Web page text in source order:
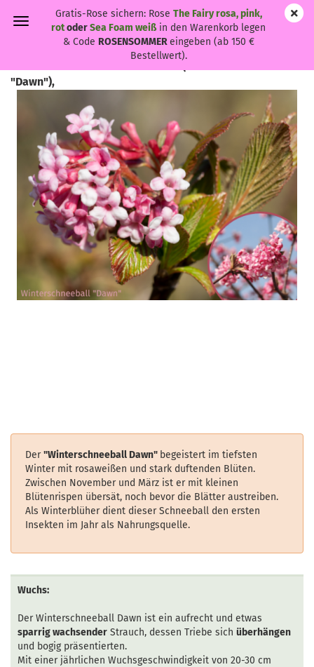
Gratis-Rose sichern: Rose The Fairy rosa, pink,
rotoderSea Foam weißin den Warenkorb legen
& Code ROSENSOMMEReingeben (ab 150 €
Bestellwert).
"Dawn"),
Der"Winterschneeball Dawn" begeistert im tiefsten
Winter mit rosaweißen und stark duftenden Blüten.
Zwischen November und März ist er mit kleinen
Blütenrispen übersät, noch bevor die Blätter austreiben.
Als Winterblüher dient dieser Schneeball den ersten
Insekten im Jahr als Nahrungsquelle.
Wuchs:
Der Winterschneeball Dawn ist ein aufrecht und etwas
sparrig wachsender Strauch, dessen Triebe sich überhängen
und bogig präsentierten.
Mit einer jährlichen Wuchsgeschwindigkeit von 20-30 cm